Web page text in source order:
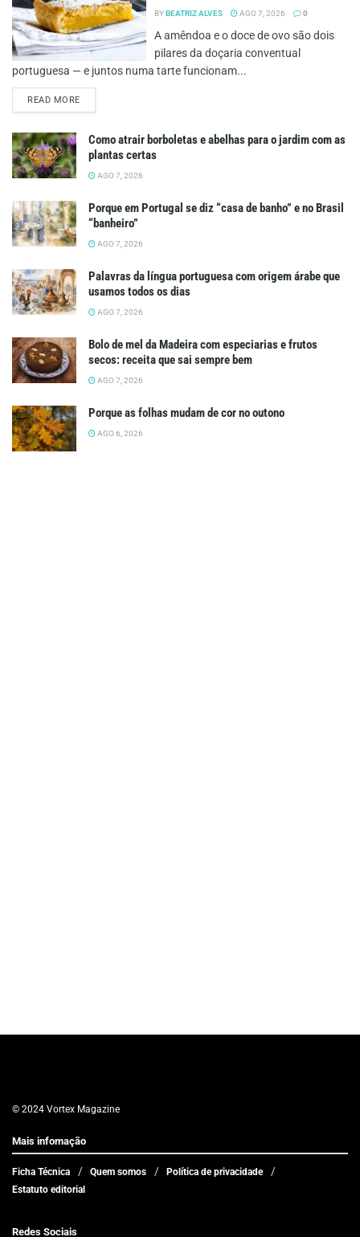
BYBEATRIZ ALVES AGO 7, 2026 0
A amêndoa e o doce de ovo são dois
pilares da doçaria conventual
portuguesa — e juntos numa tarte funcionam...
READ MOREDETAILS
Como atrair borboletas e abelhas para o jardim com as
plantas certas
AGO 7, 2026
Porque em Portugal se diz “casa de banho” e no Brasil
“banheiro”
AGO 7, 2026
Palavras da língua portuguesa com origem árabe que
usamos todos os dias
AGO 7, 2026
Bolo de mel da Madeira com especiarias e frutos
secos: receita que sai sempre bem
AGO 7, 2026
Porque as folhas mudam de cor no outono
AGO 6, 2026
© 2024 Vortex Magazine
Mais infomação
Ficha Técnica Quem somos
Política de privacidade
Estatuto editorial
Redes Sociais